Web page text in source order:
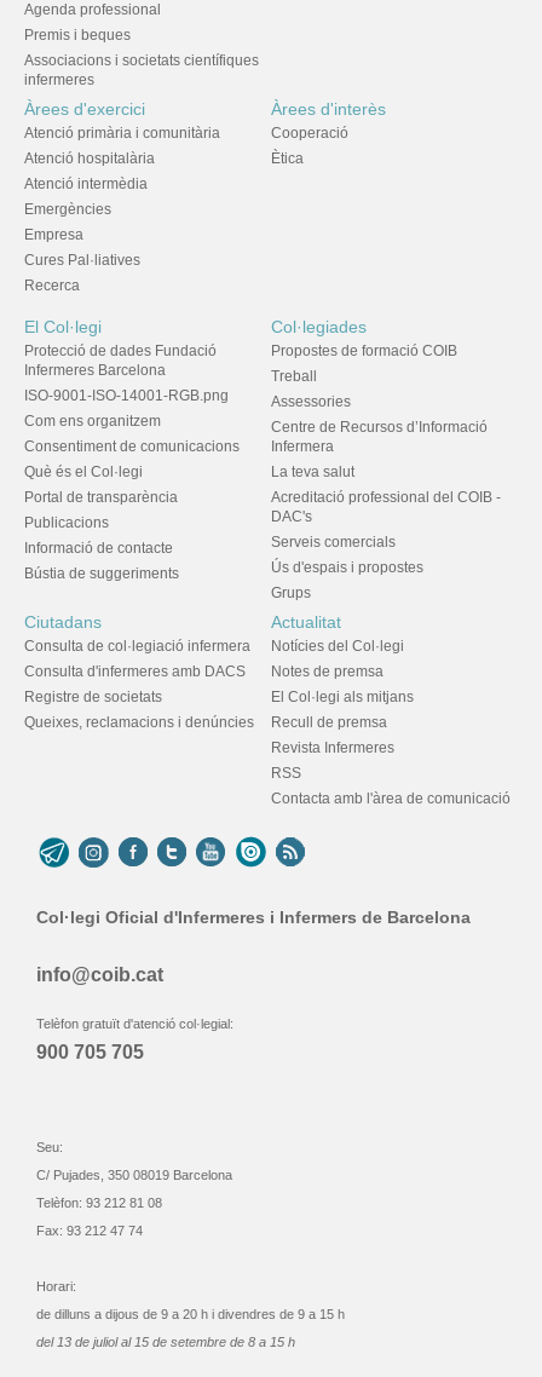
Agenda professional
Premis i beques
Associacions i societats científiques
infermeres
Àrees d'exercici
Atenció primària i comunitària
Atenció hospitalària
Atenció intermèdia
Emergències
Empresa
Cures Pal·liatives
Recerca
Àrees d'interès
Cooperació
Ètica
El Col·legi
Protecció de dades Fundació
Infermeres Barcelona
ISO-9001-ISO-14001-RGB.png
Com ens organitzem
Consentiment de comunicacions
Què és el Col·legi
Portal de transparència
Publicacions
Informació de contacte
Bústia de suggeriments
Col·legiades
Propostes de formació COIB
Treball
Assessories
Centre de Recursos d’Informació
Infermera
La teva salut
Acreditació professional del COIB -
DAC's
Serveis comercials
Ús d'espais i propostes
Grups
Ciutadans
Consulta de col·legiació infermera
Consulta d'infermeres amb DACS
Registre de societats
Queixes, reclamacions i denúncies
Actualitat
Notícies del Col·legi
Notes de premsa
El Col·legi als mitjans
Recull de premsa
Revista Infermeres
RSS
Contacta amb l'àrea de comunicació
Col·legi Oficial d'Infermeres i Infermers de Barcelona
info@coib.cat
Telèfon gratuït d'atenció col·legial:
900 705 705
Seu:
C/ Pujades, 350 08019 Barcelona
Telèfon: 93 212 81 08
Fax: 93 212 47 74
Horari:
de dilluns a dijous de 9 a 20 h i divendres de 9 a 15 h
del 13 de juliol al 15 de setembre de 8 a 15 h